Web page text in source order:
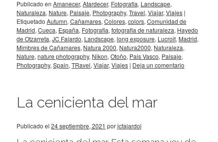
Publicado en Amanecer, Atardecer, Fotografia, Landscape,
Naturaleza, Nature, Paisaje, Photography, Travel, Viajar, Viajes |
Etiquetado Autumn, Cañamares, Colores, colors, Comunidad de
Madrid, Cueca, España, Fotografia, fotografia de naturaleza, Hayedo
de Otzarreta, JC Fajardo, Landscape, long exposure, Lucroit, Madrid,
Mimbres de Cañamares, Natura 2000, Natura2000, Naturaleza,
Nature, nature photography, Nikon, Otoño, Pais Vasco, Paisaje,
Photography, Spain, TRavel, Viajar, Viajes | Deja un comentario
La cenicienta del mar
Publicado el 24 septiembre, 2021 porjcfajardoj